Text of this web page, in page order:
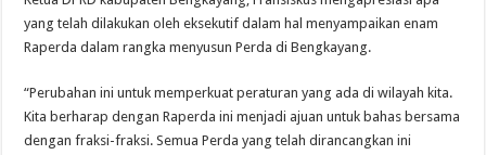
yang telah dilakukan oleh eksekutif dalam hal menyampaikan enam
Raperda dalam rangka menyusun Perda di Bengkayang.
“Perubahan ini untuk memperkuat peraturan yang ada di wilayah kita.
Kita berharap dengan Raperda ini menjadi ajuan untuk bahas bersama
dengan fraksi-fraksi. Semua Perda yang telah dirancangkan ini